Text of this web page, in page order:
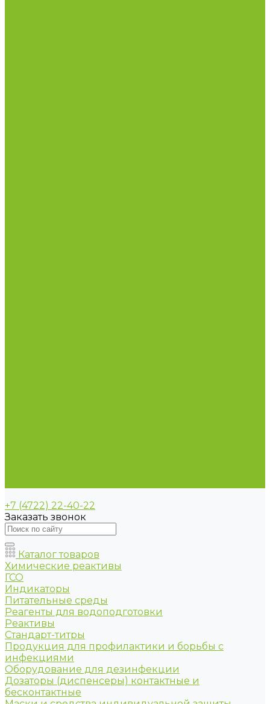
+7 (4722) 22-40-22
Заказать звонок
Каталог товаров
Химические реактивы
ГСО
Индикаторы
Питательные среды
Реагенты для водоподготовки
Реактивы
Стандарт-титры
Продукция для профилактики и борьбы с
инфекциями
Оборудование для дезинфекции
Дозаторы (диспенсеры) контактные и
бесконтактные